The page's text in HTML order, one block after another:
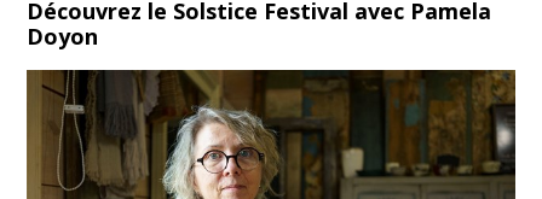
Découvrez le Solstice Festival avec Pamela
Doyon